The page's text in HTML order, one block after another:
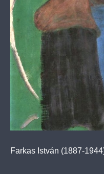
Farkas István (1887-